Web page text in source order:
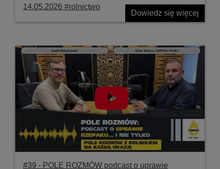
14.05.2026 #rolnictwo
Dowiedz się więcej
#39 ‐ POLE ROZMÓW podcast o uprawie